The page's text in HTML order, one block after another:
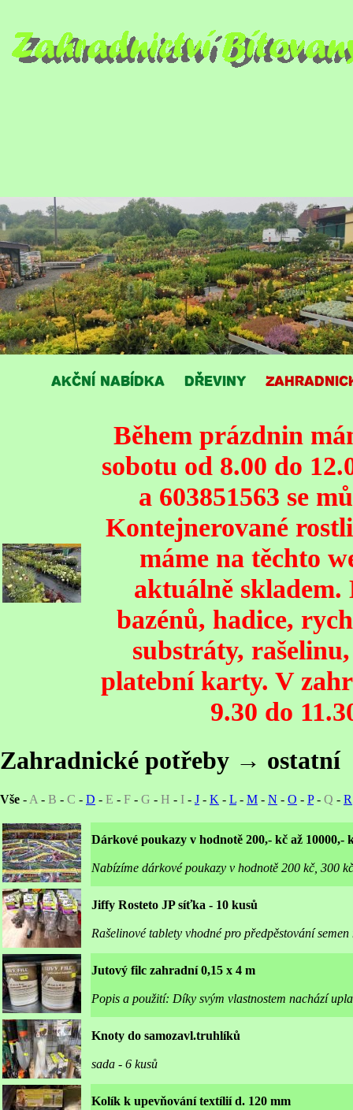
AKČNÍ NABÍDKA DŘEVINY
Během prázdnin
sobotu od 8.00 do
a 603851563 se
Kontejnerované
máme na těchto
aktuálně
bazénů, hadice,
substráty,
platební karty. V
9.30 do
Zahradnické potřeby → ostatní
Vše - A - B - C - D - E - F - G - H - I - J - K - L - M - N - O - P- Q - R
Dárkové poukazy v hodnotě 200,- kč až 10000,-
Nabízíme dárkové poukazy v hodnotě 200 kč, 300
Jiffy Rosteto JP síťka - 10 kusů
Rašelinové tablety vhodné pro předpěstování
Jutový filc zahradní 0,15 x 4 m
Popis a použití: Díky svým vlastnostem nachází
Knoty do samozavl.truhlíků
sada - 6 kusů
Kolík k upevňování textílií d. 120 mm